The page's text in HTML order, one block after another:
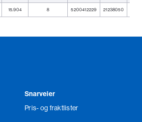
Relaterte produkter
15.904 8 5200412229 21238050
Snarveier
Pris- og fraktlister